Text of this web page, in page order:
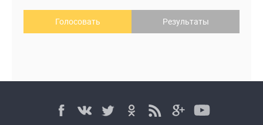
Голосовать Результаты